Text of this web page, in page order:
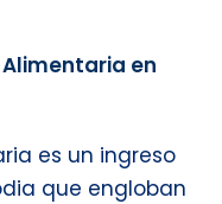
Alimentaria en
es un ingreso
que engloban